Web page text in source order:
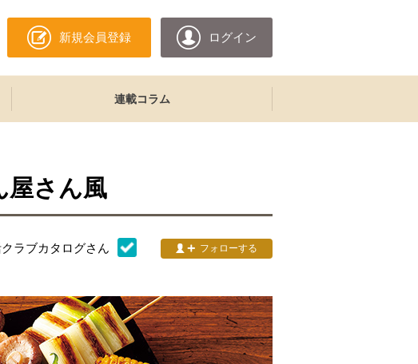
新規会員登録 ログイン
連載コラム
さん風
ラブカタログさん フォローする